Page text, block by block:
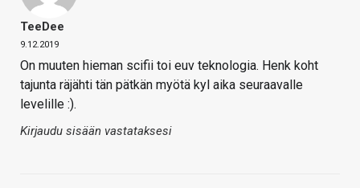
TeeDee
9.12.2019
On muuten hieman scifii toi euv teknologia. Henk koht
tajunta räjähti tän pätkän myötä kyl aika seuraavalle
levelille :).
Kirjaudu sisään vastataksesi